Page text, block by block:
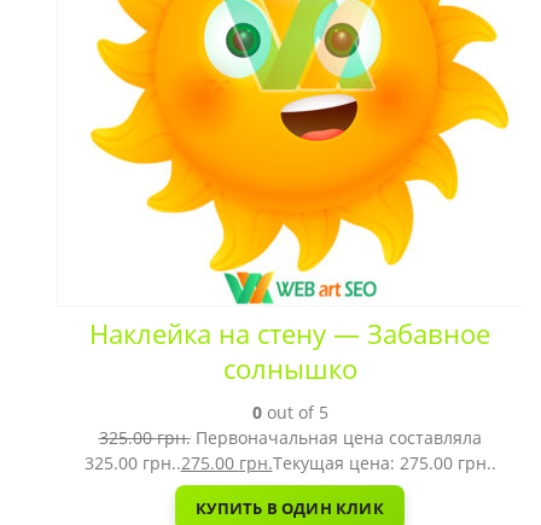
Наклейка на стену — Забавное
солнышко
0out of 5
325.00грн. Первоначальная цена составляла
325.00 грн..275.00 грн.Текущая цена: 275.00 грн..
КУПИТЬ В ОДИН КЛИК